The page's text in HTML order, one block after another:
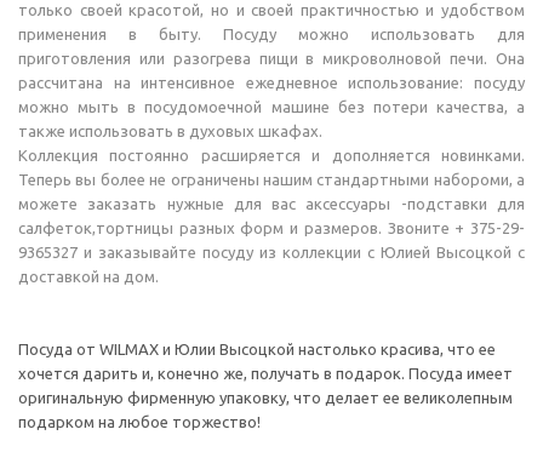
только своей красотой, но и своей практичностью и удобством
применения в быту. Посуду можно использовать для
приготовления или разогрева пищи в микроволновой печи. Она
рассчитана на интенсивное ежедневное использование: посуду
можно мыть в посудомоечной машине без потери качества, а
также использовать в духовых шкафах.
Коллекция постоянно расширяется и дополняется новинками.
Теперь вы более не ограничены нашим стандартными набороми, а
можете заказать нужные для вас аксессуары -подставки для
салфеток,тортницы разных форм и размеров. Звоните + 375-29-
9365327 и заказывайте посуду из коллекции с Юлией Высоцкой с
доставкой на дом.
Посуда от WILMAX и Юлии Высоцкой настолько красива, что ее
хочется дарить и, конечно же, получать в подарок. Посуда имеет
оригинальную фирменную упаковку, что делает ее великолепным
подарком на любое торжество!